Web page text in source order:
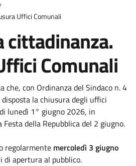
Uffici Comunali
cittadinanza.
Comunali
che, con Ordinanza del Sindaco n. 4
la chiusura degli uffici
lunedì 1° giugno 2026, in
della Repubblica del 2 giugno.
regolarmente mercoledì 3 giugno
di apertura al pubblico.